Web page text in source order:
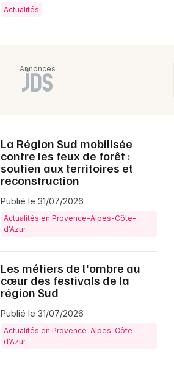
Actualités
La Région Sud mobilisée
contre les feux de forêt :
soutien aux territoires et
reconstruction
Publié le 31/07/2026
Actualités en Provence-Alpes-Côte-
d'Azur
Les métiers de l'ombre au
cœur des festivals de la
région Sud
Publié le 31/07/2026
Actualités en Provence-Alpes-Côte-
d'Azur